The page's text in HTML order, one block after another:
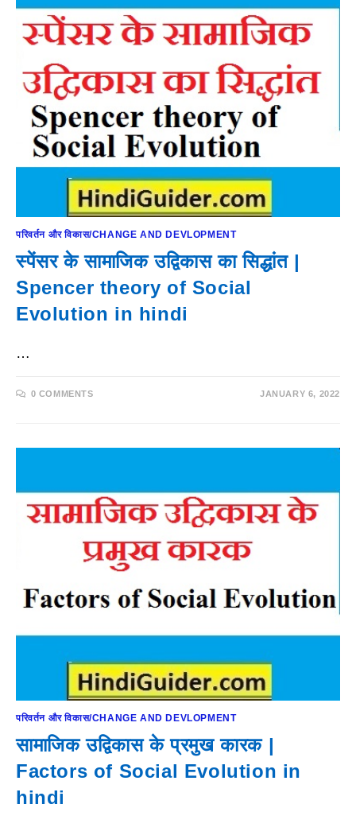
परिवर्तन और विकास/CHANGE AND DEVLOPMENT
स्पेंसर के सामाजिक उद्विकास का सिद्धांत |
Spencer theory of Social
Evolution in hindi
…
0 COMMENTS JANUARY 6, 2022
परिवर्तन और विकास/CHANGE AND DEVLOPMENT
सामाजिक उद्विकास के प्रमुख कारक |
Factors of Social Evolution in
hindi